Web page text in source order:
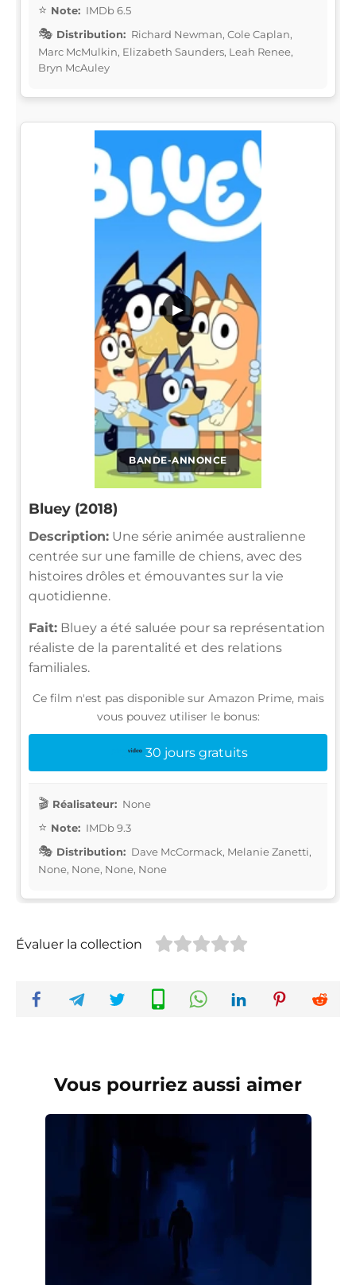
Note: IMDb 6.5
Distribution: Richard Newman, Cole Caplan,
Marc McMulkin, Elizabeth Saunders, Leah Renee,
Bryn McAuley
BANDE-ANNONCE
▶
Bluey (2018)
Description: Une série animée australienne
centrée sur une famille de chiens, avec des
histoires drôles et émouvantes sur la vie
quotidienne.
Fait: Bluey a été saluée pour sa représentation
réaliste de la parentalité et des relations
familiales.
Ce film n'est pas disponible sur Amazon Prime, mais
vous pouvez utiliser le bonus:
30 jours gratuits
Réalisateur: None
Note: IMDb 9.3
Distribution: Dave McCormack, Melanie Zanetti,
None, None, None, None
Évaluer la collection
Vous pourriez aussi aimer